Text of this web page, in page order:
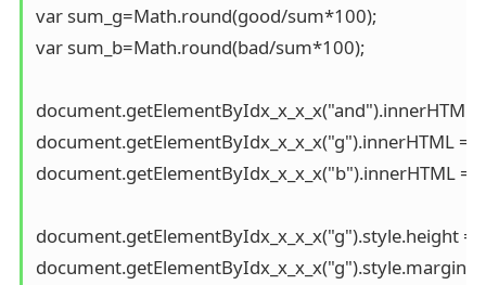
var sum_g=Math.round(good/sum*100);
var sum_b=Math.round(bad/sum*100);
document.getElementByIdx_x_x_x("and").innerHTML
document.getElementByIdx_x_x_x("g").innerHTML =
document.getElementByIdx_x_x_x("b").innerHTML =
document.getElementByIdx_x_x_x("g").style.height =